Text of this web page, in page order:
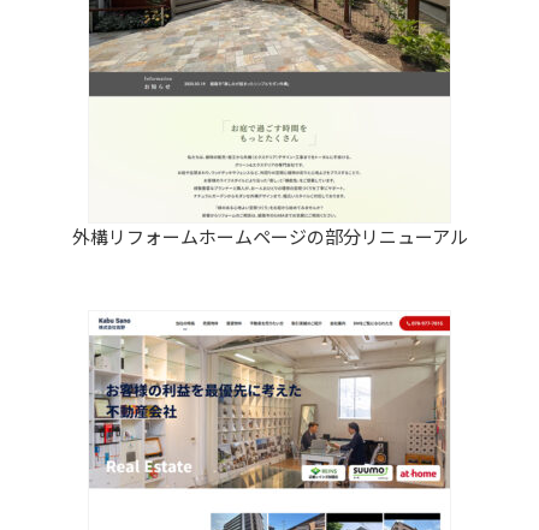
外構リフォームホームページの部分リニューアル